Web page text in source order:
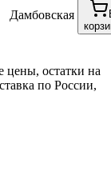
Дамбовская
цены, остатки на
по России,